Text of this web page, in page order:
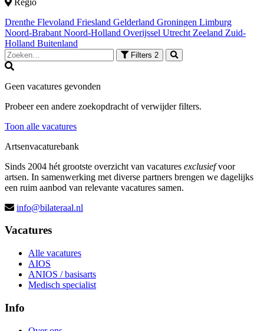
Drenthe Flevoland Friesland Gelderland Groningen Limburg
Noord-Brabant Noord-Holland Overijssel Utrecht Zeeland Zuid-
Holland Buitenland
Filters 2
Geen vacatures gevonden
Probeer een andere zoekopdracht of verwijder filters.
Toon alle vacatures
Artsenvacaturebank
Sinds 2004 hét grootste overzicht van vacatures exclusiefvoor
artsen. In samenwerking met diverse partners brengen we dagelijks
een ruim aanbod van relevante vacatures samen.
info@bilateraal.nl
Vacatures
Alle vacatures
AIOS
ANIOS / basisarts
Medisch specialist
Info